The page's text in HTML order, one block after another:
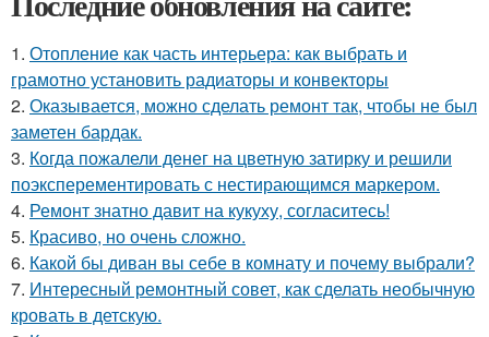
1. Отопление как часть интерьера: как выбрать и
грамотно установить радиаторы и конвекторы
2. Оказывается, можно сделать ремонт так, чтобы не был
заметен бардак.
3. Когда пожалели денег на цветную затирку и решили
поэксперементировать с нестирающимся маркером.
4. Ремонт знатно давит на кукуху, согласитесь!
5. Красиво, но очень сложно.
6. Какой бы диван вы себе в комнату и почему выбрали?
7. Интересный ремонтный совет, как сделать необычную
кровать в детскую.